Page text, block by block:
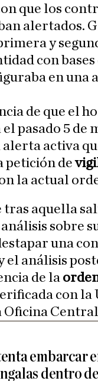
que los
alertados.
y
con
en
de que el
pasado 5 de
activa
petición de
la actual
aquella
sobre
una
el análisis
de la
con la
embarcar
dentro